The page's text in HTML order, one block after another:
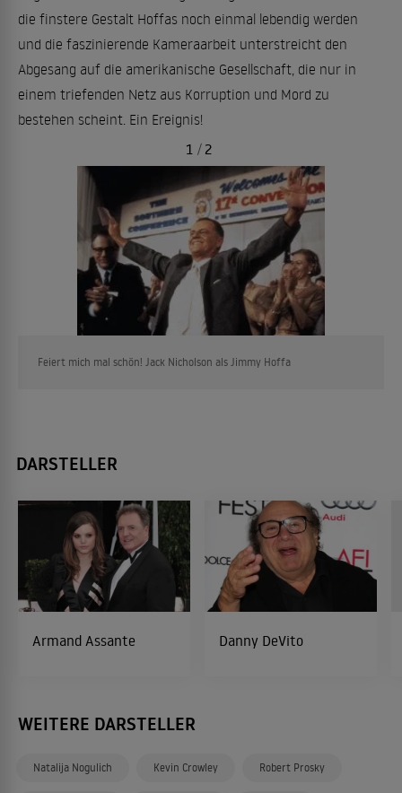
die finstere Gestalt Hoffas noch einmal lebendig werden
und die faszinierende Kameraarbeit unterstreicht den
Abgesang auf die amerikanische Gesellschaft, die nur in
einem triefenden Netz aus Korruption und Mord zu
bestehen scheint. Ein Ereignis!
Feiert mich mal schön! Jack Nicholson als Jimmy Hoffa
1 / 2
DARSTELLER
Armand Assante Danny DeVito
WEITERE DARSTELLER
Natalija Nogulich Kevin Crowley Robert Prosky